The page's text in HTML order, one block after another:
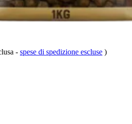
- spese di spedizione escluse )